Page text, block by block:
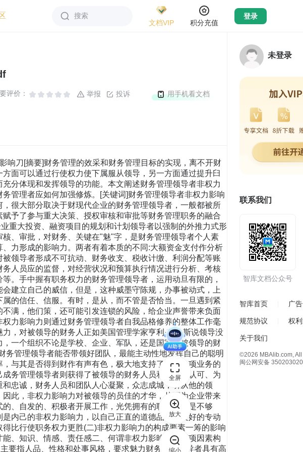
搜索
文档VIP
积分充值
登录
评价： 投诉
举报 用手机看文档
响刀[摘要]财务管理的效采和财务管理目标的实现，离不开财
面可以通过行使权力使下属服从领导，另一方面通过提升臼
分体现和发挥领导的功能。本文阐述财务管理领导者非权力
管理者应如何加强修炼。[关键词]财务管理领导者非权力影响
很大部分取决于财现代企业的财务管理领导者，一般都被所
予了参与重大决策、授权审核和审批等财务管理职务的融合
重大投资、融资项目的规划和计划领导者以强制的外推力式形
、审批，对财务、关键在"魅"字，是财务管理领导者个人素
力形成的影响力。两者有着本质的不同:大额资金支付作分析
领导者形成不可抗动、财务收支、税收计缴、利润分配等账
人员应的监督，对经营状况和预算执行情况进行分析、考核
。手中握有职务权力的财务管理领导者，运用动旦有限的，
建立自己的威信，但是，这种威墨守陈规，办事被动式，上
的信任、信服。有时，是从，而不管是否恰当。一旦遇到紧
满，他们策，还可能引发连锁的风险，给企业声誉带来负面
力影响力则通过财务管理领导者自我品格修养的整体工作毫
，对被领导的财务人正如美国管理学家亨利·艾伯斯说领导没
一个组织不论是学校、企业、军队，还是国家就被领导的财
管理领导者能否带领好团队，最能主动性地发挥自己的聪明
与其是否得到财作有声有色，极大地支持了企业各项业务的
务管理领导者则获得了被领导的财务人员和团队的认可、为
忠诚，财务人员和团队人心凝聚，众志成城，听从他的领
此，非权力影响力对被领导的员佳的才华，从而为企业带来
、自发的、积极者开展工作，光凭拥有的职务权力是不够
内己的非权力影响力，以自己正直的道德品行、良好的专动
比行使职务权力更胜(二)非权力影响力的构成要素一筹的影响
、知识、情感、责任感二、何谓非权力影晌力等五项因素构
要指人品、性格和处事风格，要求魅力财务管理领导者具有高
未登录
联系我们
智库文档公众号
智库首页 广
规范协议 权
关于我们
©2026 MBAlib.com,
闽公网安备
全屏
放大
缩小